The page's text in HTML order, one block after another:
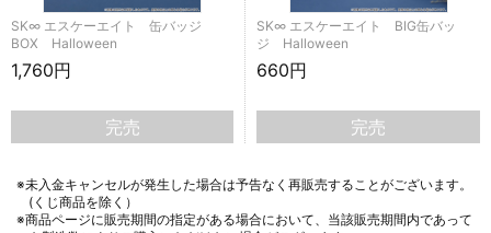
SK∞ エスケーエイト 缶バッジ
BOX Halloween
1,760円
完売
SK∞ エスケーエイト BIG缶バッ
ジ Halloween
660円
完売
※未入金キャンセルが発生した場合は予告なく再販売することがございます。
(くじ商品を除く）
※商品ページに販売期間の指定がある場合において、当該販売期間内であって